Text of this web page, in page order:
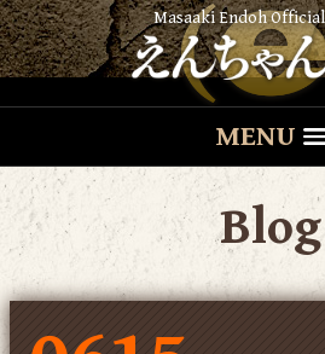
Masaaki Endoh
MENU
Blog